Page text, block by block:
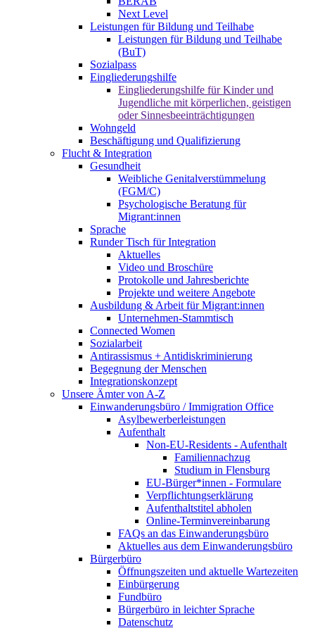
Next Level
Leistungen für Bildung und Teilhabe
Leistungen für Bildung und Teilhabe
(BuT)
Sozialpass
Eingliederungshilfe
Eingliederungshilfe für Kinder und
Jugendliche mit körperlichen, geistigen
oder Sinnesbeeinträchtigungen
Wohngeld
Beschäftigung und Qualifizierung
Flucht & Integration
Gesundheit
Weibliche Genitalverstümmelung
(FGM/C)
Psychologische Beratung für
Migrant:innen
Sprache
Runder Tisch für Integration
Aktuelles
Video und Broschüre
Protokolle und Jahresberichte
Projekte und weitere Angebote
Ausbildung & Arbeit für Migrant:innen
Unternehmen-Stammtisch
Connected Women
Sozialarbeit
Antirassismus + Antidiskriminierung
Begegnung der Menschen
Integrationskonzept
Unsere Ämter von A-Z
Einwanderungsbüro / Immigration Office
Asylbewerberleistungen
Aufenthalt
Non-EU-Residents - Aufenthalt
Familiennachzug
Studium in Flensburg
EU-Bürger*innen - Formulare
Verpflichtungserklärung
Aufenthaltstitel abholen
Online-Terminvereinbarung
FAQs an das Einwanderungsbüro
Aktuelles aus dem Einwanderungsbüro
Bürgerbüro
Öffnungszeiten und aktuelle Wartezeiten
Einbürgerung
Fundbüro
Bürgerbüro in leichter Sprache
Datenschutz